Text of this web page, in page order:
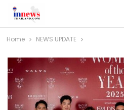
Home NEWS​ UPDATE